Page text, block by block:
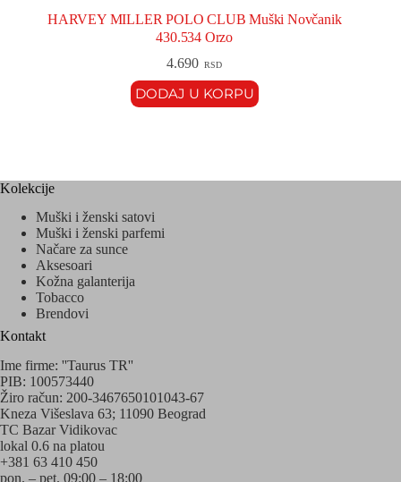
HARVEY MILLER POLO CLUB Muški Novčanik
430.534 Orzo
4.690 RSD
DODAJ U KORPU
Kolekcije
Muški i ženski satovi
Muški i ženski parfemi
Načare za sunce
Aksesoari
Kožna galanterija
Tobacco
Brendovi
Kontakt
Ime firme: ''Taurus TR''
PIB: 100573440
Žiro račun: 200-3467650101043-67
Kneza Višeslava 63; 11090 Beograd
TC Bazar Vidikovac
lokal 0.6 na platou
+381 63 410 450
pon. – pet. 09:00 – 18:00